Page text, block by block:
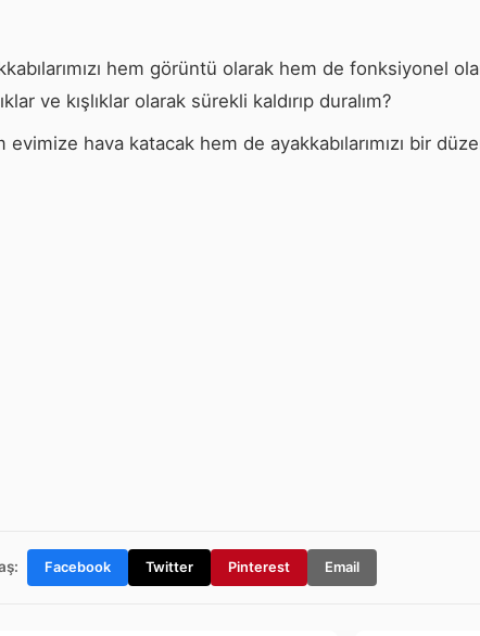
hem görüntü olarak hem de fonksiyonel
ve kışlıklar olarak sürekli kaldırıp duralım?
evimize hava katacak hem de ayakkabılarımızı bir
Facebook Twitter Pinterest Email